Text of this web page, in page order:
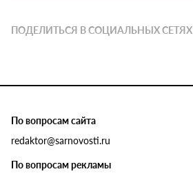
ПОДЕЛИТЬСЯ В СОЦИАЛЬНЫХ СЕТЯХ
По вопросам сайта
redaktor@sarnovosti.ru
По вопросам рекламы